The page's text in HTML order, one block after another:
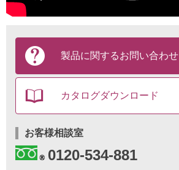
関
合
わ
製品に関するお問い合わせ
カタログダウンロード
お客様相談室
0120-534-881